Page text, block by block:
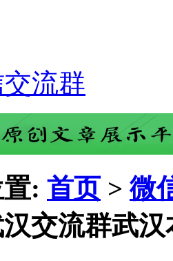
流群
: 首页 >微
交流群武